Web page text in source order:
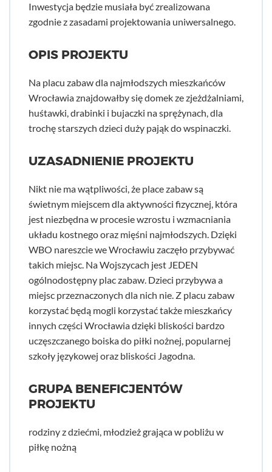
Inwestycja będzie musiała być zrealizowana
zgodnie z zasadami projektowania uniwersalnego.
OPIS PROJEKTU
Na placu zabaw dla najmłodszych mieszkańców
Wrocławia znajdowałby się domek ze zjeżdżalniami,
huśtawki, drabinki i bujaczki na sprężynach, dla
trochę starszych dzieci duży pająk do wspinaczki.
UZASADNIENIE PROJEKTU
Nikt nie ma wątpliwości, że place zabaw są
świetnym miejscem dla aktywności fizycznej, która
jest niezbędna w procesie wzrostu i wzmacniania
układu kostnego oraz mięśni najmłodszych. Dzięki
WBO nareszcie we Wrocławiu zaczęło przybywać
takich miejsc. Na Wojszycach jest JEDEN
ogólnodostępny plac zabaw. Dzieci przybywa a
miejsc przeznaczonych dla nich nie. Z placu zabaw
korzystać będą mogli korzystać także mieszkańcy
innych części Wrocławia dzięki bliskości bardzo
uczęszczanego boiska do piłki nożnej, popularnej
szkoły językowej oraz bliskości Jagodna.
GRUPA BENEFICJENTÓW
PROJEKTU
rodziny z dziećmi, młodzież grająca w pobliżu w
piłkę nożną